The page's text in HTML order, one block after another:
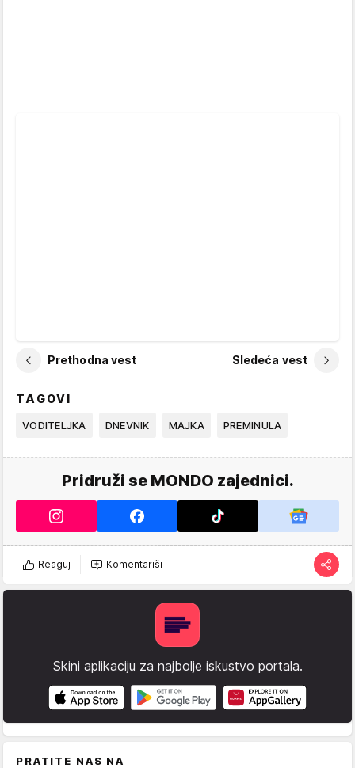
Prethodna vest Sledeća vest
TAGOVI
VODITELJKA DNEVNIK MAJKA PREMINULA
Pridruži se MONDO zajednici.
Reaguj Komentariši
Skini aplikaciju za najbolje iskustvo portala.
PRATITE NAS NA